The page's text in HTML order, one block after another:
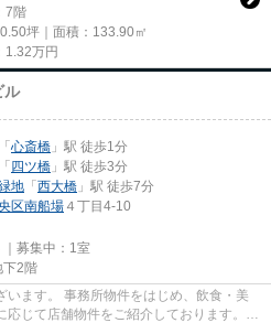
7階
坪｜面積：133.90㎡
1.32万円
ル
「心斎橋 」駅 徒歩1分
「四ツ橋 」駅 徒歩3分
地 「西大橋 」駅 徒歩7分
区南船場 ４丁目4-10
募集中： 1室
下2階
ます。 事務所物件をはじめ、飲食・美
じて店舗物件をご紹介しております。